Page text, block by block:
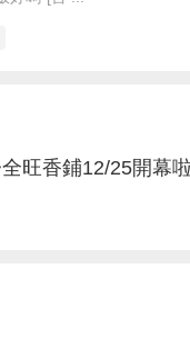
旺香鋪12/25開幕